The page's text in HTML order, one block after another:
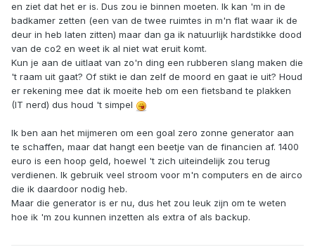
en ziet dat het er is. Dus zou ie binnen moeten. Ik kan 'm in de
badkamer zetten (een van de twee ruimtes in m'n flat waar ik de
deur in heb laten zitten) maar dan ga ik natuurlijk hardstikke dood
van de co2 en weet ik al niet wat eruit komt.
Kun je aan de uitlaat van zo'n ding een rubberen slang maken die
't raam uit gaat? Of stikt ie dan zelf de moord en gaat ie uit? Houd
er rekening mee dat ik moeite heb om een fietsband te plakken
(IT nerd) dus houd 't simpel
Ik ben aan het mijmeren om een goal zero zonne generator aan
te schaffen, maar dat hangt een beetje van de financien af. 1400
euro is een hoop geld, hoewel 't zich uiteindelijk zou terug
verdienen. Ik gebruik veel stroom voor m'n computers en de airco
die ik daardoor nodig heb.
Maar die generator is er nu, dus het zou leuk zijn om te weten
hoe ik 'm zou kunnen inzetten als extra of als backup.